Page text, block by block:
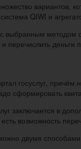
вариантов,
QIWI и
с выбранным
перечислить
госуслуг,
сформировать
заключается в
возможность
двумя